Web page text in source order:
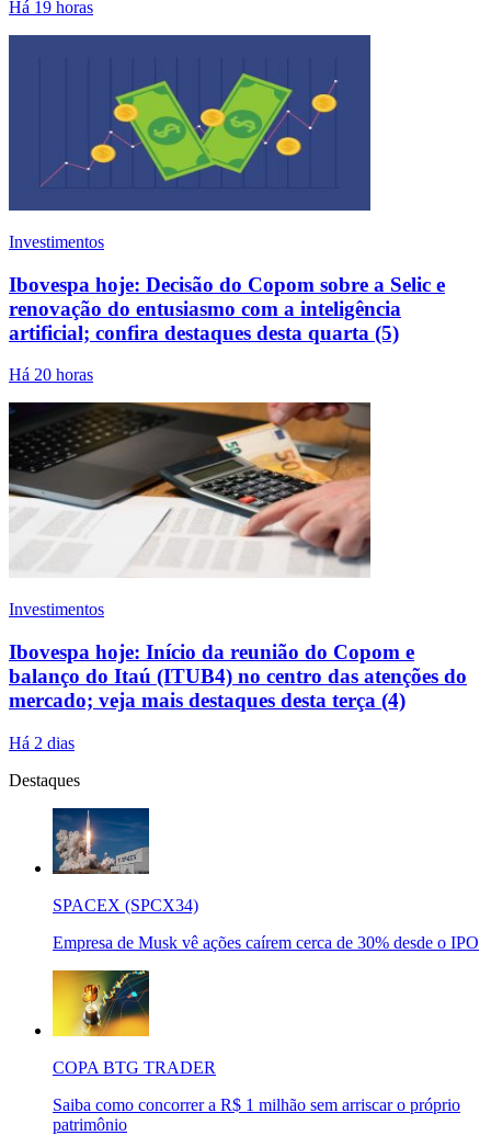
Há 19 horas
Investimentos
Ibovespa hoje: Decisão do Copom sobre a Selic e
renovação do entusiasmo com a inteligência
artificial; confira destaques desta quarta (5)
Há 20 horas
Investimentos
Ibovespa hoje: Início da reunião do Copom e
balanço do Itaú (ITUB4) no centro das atenções do
mercado; veja mais destaques desta terça (4)
Há 2 dias
Destaques
SPACEX (SPCX34)
Empresa de Musk vê ações caírem cerca de 30% desde o IPO
COPA BTG TRADER
Saiba como concorrer a R$ 1 milhão sem arriscar o próprio
patrimônio